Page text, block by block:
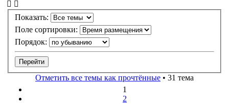
Показать:
Поле сортировки:
Порядок:
Отметить все темы как прочтённые • 31 тема
1
2